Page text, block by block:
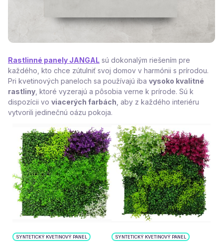
Rastlinné panely JANGAL sú dokonalým riešením pre
každého, kto chce zútulniť svoj domov v harmónii s prírodou.
Pri kvetinových paneloch sa používajú iba vysoko kvalitné
rastliny , ktoré vyzerajú a pôsobia verne k prírode. Sú k
dispozícii vo viacerých farbách , aby z každého interiéru
vytvorili jedinečnú oázu pokoja.
SYNTETICKÝ KVETINOVÝ PANEL SYNTETICKÝ KVETINOVÝ PANEL